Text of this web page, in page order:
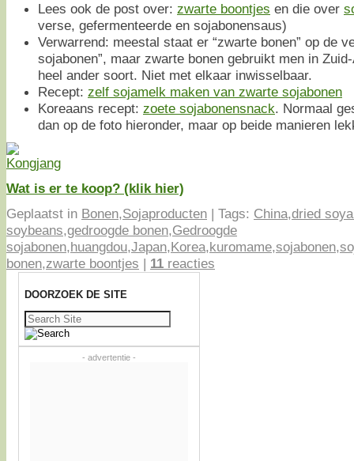
Lees ook de post over: zwarte boontjes en die over
verse, gefermenteerde en sojabonensaus)
Verwarrend: meestal staat er “zwarte bonen” op de
sojabonen”, maar zwarte bonen gebruikt men in
heel ander soort. Niet met elkaar inwisselbaar.
Recept: zelf sojamelk maken van zwarte sojabonen
Koreaans recept: zoete sojabonensnack. Normaal
dan op de foto hieronder, maar op beide manieren
Wat is er te koop? (klik hier)
Geplaatst in Bonen,Sojaproducten | Tags: China,dried
soybeans,gedroogde bonen,Gedroogde
sojabonen,huangdou,Japan,Korea,kuromame,sojabonen,
bonen,zwarte boontjes | 11 reacties
DOORZOEK DE SITE
Zoeken
naar:
- advertentie -